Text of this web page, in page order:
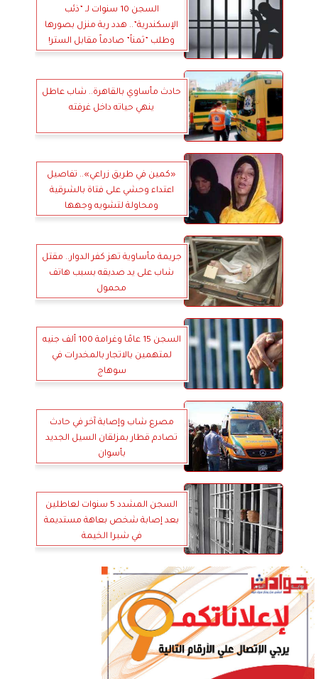
السجن 10 سنوات لـ ”ذئب
الإسكندرية”.. هدد ربة منزل بصورها
وطلب ”ثمناً” صادماً مقابل الستر!
حادث مأساوي بالقاهرة.. شاب عاطل
ينهي حياته داخل غرفته
«كمين في طريق زراعي».. تفاصيل
اعتداء وحشي على فتاة بالشرقية
ومحاولة لتشويه وجهها
جريمة مأساوية تهز كفر الدوار.. مقتل
شاب على يد صديقه بسبب هاتف
محمول
السجن 15 عامًا وغرامة 100 ألف جنيه
لمتهمين بالاتجار بالمخدرات في
سوهاج
مصرع شاب وإصابة آخر في حادث
تصادم قطار بمزلقان السيل الجديد
بأسوان
السجن المشدد 5 سنوات لعاطلين
بعد إصابة شخص بعاهة مستديمة
في شبرا الخيمة